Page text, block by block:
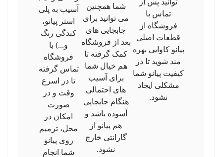
توانید پس از
تماس با
فروشگاه از
قطعات اصلی
پیانو کاوایی بهره
مند شوید تا در
کیفیت پیانو شما
مشکلی ایجاد
نشود.
شما همچنین
می توانید برای
جابجایی های
بعد از فروشگاه
کمک گرفته تا
هم خیال شما
برای آسیب
های احتمالی
هنگام جابجایی
آسوده باشد و
هم پیانو از
گارانتی خارج
نشود.
آسیب به پلی
استر پیانو،
کندگی رنگ
و...) با
فروشگاه
تماس گرفته
تا در اسرع
وقت و در
صورت
امکان در
محل، ترمیم
روی پیانو
شما انجام